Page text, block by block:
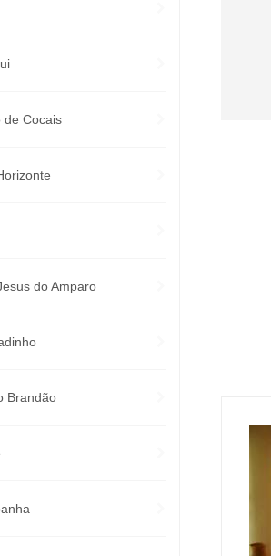
de Cocais
do Amparo
Brandão